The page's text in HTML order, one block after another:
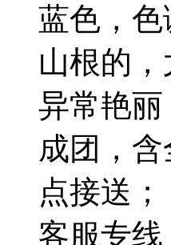
蓝色，
山根的
异常艳
成团，
点接送
客服专线